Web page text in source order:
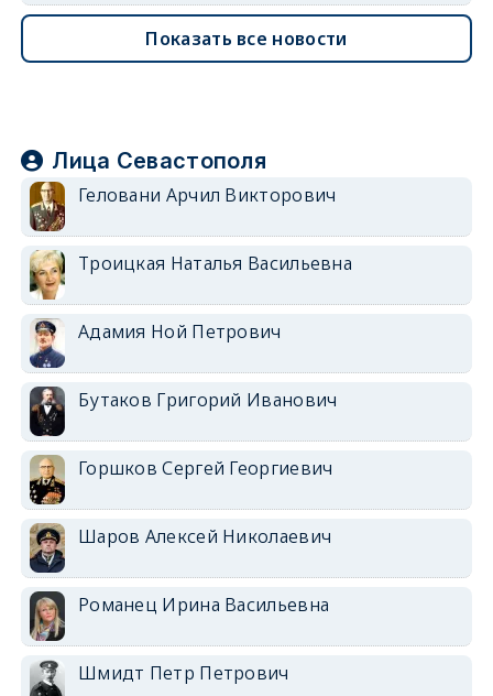
Показать все новости
Лица Севастополя
Геловани Арчил Викторович
Троицкая Наталья Васильевна
Адамия Ной Петрович
Бутаков Григорий Иванович
Горшков Сергей Георгиевич
Шаров Алексей Николаевич
Романец Ирина Васильевна
Шмидт Петр Петрович